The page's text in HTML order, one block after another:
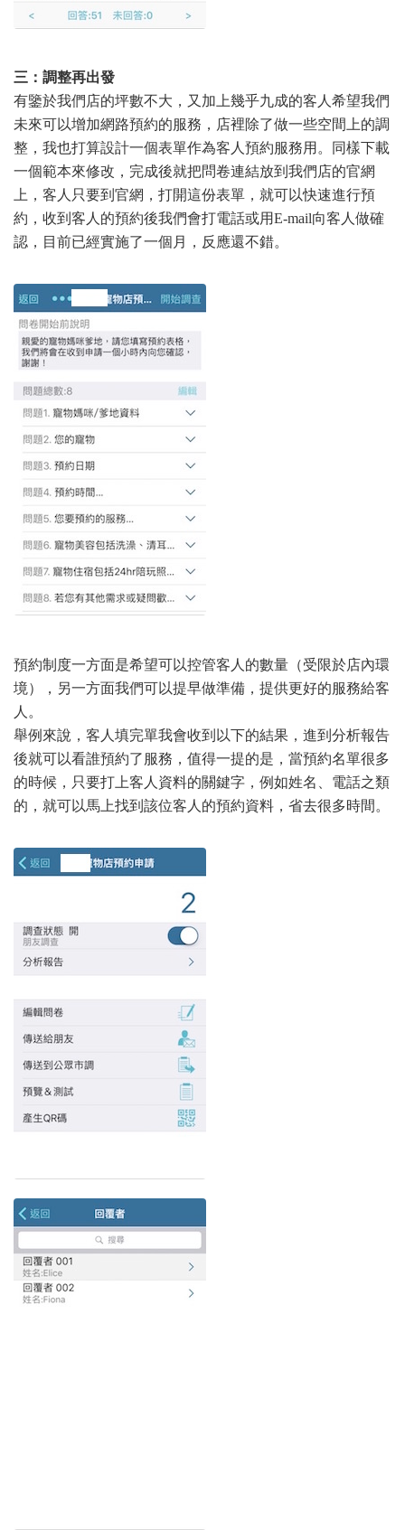
三：調整再出發
有鑒於我們店的坪數不大，又加上幾乎九成的客人希望我們
未來可以增加網路預約的服務，店裡除了做一些空間上的調
整，我也打算設計一個表單作為客人預約服務用。同樣下載
一個範本來修改，完成後就把問卷連結放到我們店的官網
上，客人只要到官網，打開這份表單，就可以快速進行預
約，收到客人的預約後我們會打電話或用E-mail向客人做確
認，目前已經實施了一個月，反應還不錯。
預約制度一方面是希望可以控管客人的數量（受限於店內環
境），另一方面我們可以提早做準備，提供更好的服務給客
人。
舉例來說，客人填完單我會收到以下的結果，進到分析報告
後就可以看誰預約了服務，值得一提的是，當預約名單很多
的時候，只要打上客人資料的關鍵字，例如姓名、電話之類
的，就可以馬上找到該位客人的預約資料，省去很多時間。